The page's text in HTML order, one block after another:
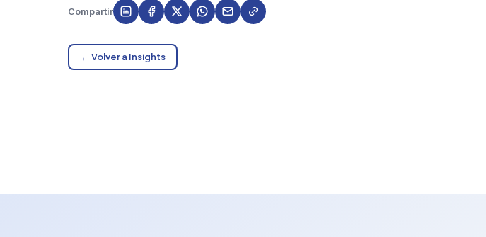
Compartir
← Volver a Insights